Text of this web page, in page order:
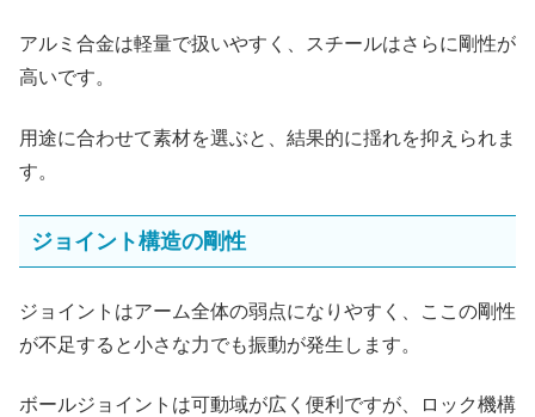
アルミ合金は軽量で扱いやすく、スチールはさらに剛性が
高いです。
用途に合わせて素材を選ぶと、結果的に揺れを抑えられま
す。
ジョイント構造の剛性
ジョイントはアーム全体の弱点になりやすく、ここの剛性
が不足すると小さな力でも振動が発生します。
ボールジョイントは可動域が広く便利ですが、ロック機構